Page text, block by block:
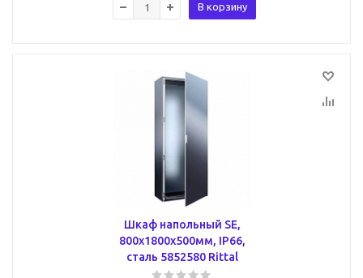
В корзину
Шкаф напольный SE,
800x1800x500мм, IP66,
сталь 5852580 Rittal